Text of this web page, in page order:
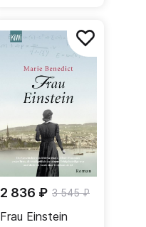
2 836 ₽ 3 545 ₽
Frau Einstein